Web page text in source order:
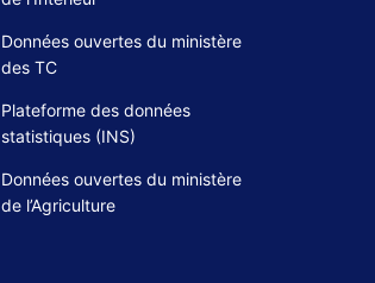
Données ouvertes du ministère
des TC
Plateforme des données
statistiques (INS)
Données ouvertes du ministère
de l’Agriculture